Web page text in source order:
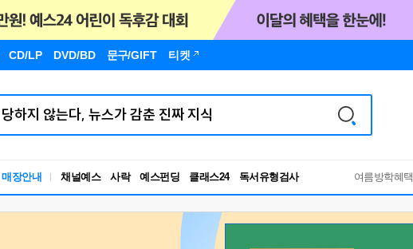
CD/LP DVD/BD 문구/GIFT 티켓
매장안내 채널예스 사락 예스펀딩 클래스24
RBTI Lab
독서유형검사
여름방학혜택